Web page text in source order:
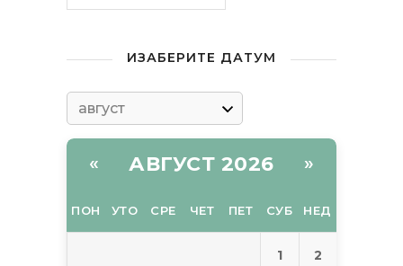
ИЗАБЕРИТЕ ДАТУМ
« АВГУСТ 2026 »
ПОН УТО СРЕ ЧЕТ ПЕТ СУБ НЕД
1 2